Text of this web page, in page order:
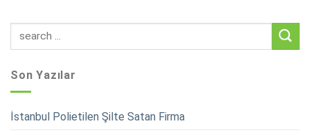
Son Yazılar
İstanbul Polietilen Şilte Satan Firma